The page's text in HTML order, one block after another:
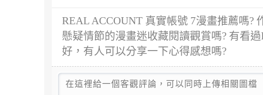
REAL ACCOUNT 真實帳號 7漫畫推薦嗎?
懸疑情節的漫畫迷收藏閱讀觀賞嗎? 有看
好，有人可以分享一下心得感想嗎?